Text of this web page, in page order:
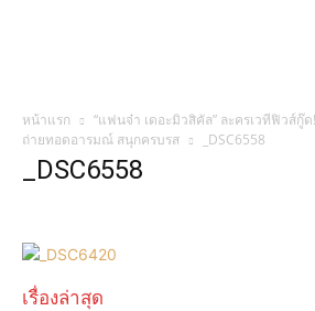
หน้าแรก
“แฟนจ๋า เดอะมิวสิคัล” ละครเวทีฟิวส์กู๊
ถ่ายทอดอารมณ์ สนุกครบรส
_DSC6558
_DSC6558
เรื่องล่าสุด